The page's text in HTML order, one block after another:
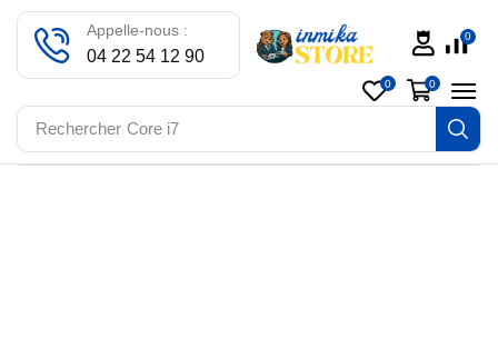
Rechercher Core i7
Appelle-nous :
04 22 54 12 90
0
0 0